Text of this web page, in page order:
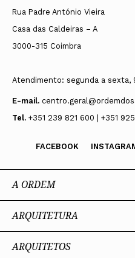
Rua Padre António Vieira
Casa das Caldeiras – A
3000-315 Coimbra
Atendimento: segunda a sexta,
E-mail.
Tel. +351 239 821 600 | +351
FACEBOOK
A ORDEM
Ordem dos Arquitectos
Sobre a OA
Legado
ARQUITETURA
Trabalhar com Arquiteto
ARQUITETOS